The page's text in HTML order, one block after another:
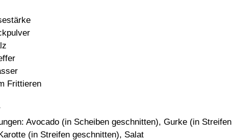
Frittieren
Avocado (in Scheiben geschnitten), Gurke (in Streifen
(in Streifen geschnitten), Salat